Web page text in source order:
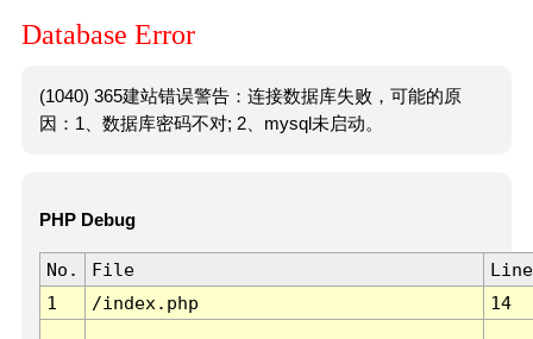
Database Error
(1040) 365建站错误警告：连接数据库失败，可能的原
因：1、数据库密码不对; 2、mysql未启动。
PHP Debug
No. File
Line
1
/index.php 14